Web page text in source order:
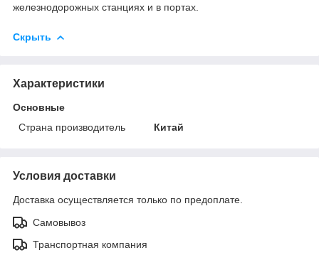
железнодорожных станциях и в портах.
Скрыть
Характеристики
Основные
Страна производитель
Китай
Условия доставки
Доставка осуществляется только по предоплате.
Самовывоз
Транспортная компания